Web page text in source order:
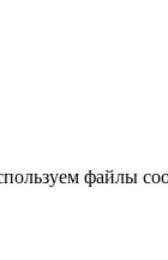
файлы